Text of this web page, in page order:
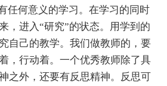
任何意义的学习。在学习的同时
，进入“研究”的状态。用学到的
自己的教学。我们做教师的，要
，行动着。一个优秀教师除了具
之外，还要有反思精神。反思可